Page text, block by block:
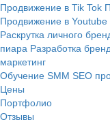
Продвижение в Tik Tok
Продвижение в Youtube
Раскрутка личного
пиара Разработка
маркетинг
Обучение SMM SEO
Цены
Портфолио
Отзывы